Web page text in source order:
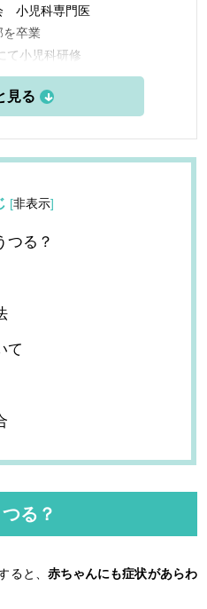
小児科専門医
卒業
小児科研修
長として勤務
の副院長として勤務
の院長として勤務
[非表示]
つる？
て
る？
ると、 赤ちゃんにも症状があらわ